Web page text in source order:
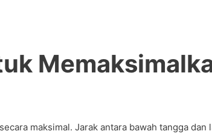
maksimal. Jarak antara bawah tangga